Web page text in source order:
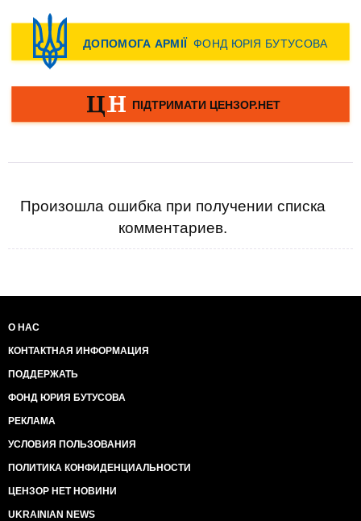
Произошла ошибка при получении списка
комментариев.
О НАС
КОНТАКТНАЯ ИНФОРМАЦИЯ
ПОДДЕРЖАТЬ
ФОНД ЮРИЯ БУТУСОВА
РЕКЛАМА
УСЛОВИЯ ПОЛЬЗОВАНИЯ
ПОЛИТИКА КОНФИДЕНЦИАЛЬНОСТИ
ЦЕНЗОР НЕТ НОВИНИ
UKRAINIAN NEWS